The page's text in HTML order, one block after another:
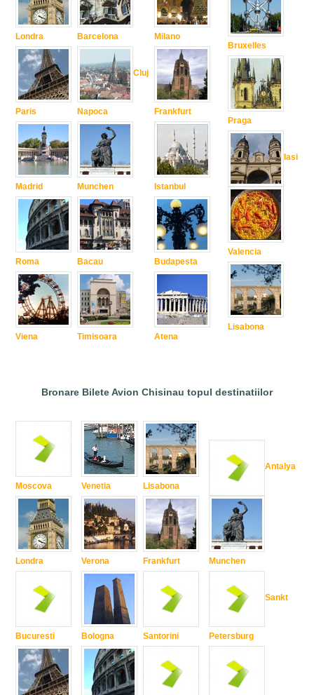
Londra
Paris
Madrid
Roma
Viena
Barcelona
Cluj
Napoca
Munchen
Bacau
Timisoara
Milano
Frankfurt
Istanbul
Budapesta
Atena
Bruxelles
Praga
Iasi
Valencia
Lisabona
Bronare Bilete Avion Chisinau topul destinatiilor
Moscova
Londra
Bucuresti
Venetia
Verona
Bologna
Lisabona
Frankfurt
Santorini
Antalya
Munchen
Sankt
Petersburg